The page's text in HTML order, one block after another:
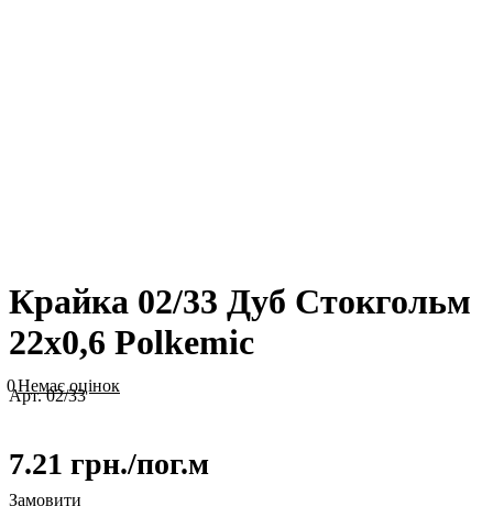
Крайка 02/33 Дуб Стокгольм
22х0,6 Polkemic
0Немає оцінок
Арт.02/33
7.21 грн./пог.м
Замовити